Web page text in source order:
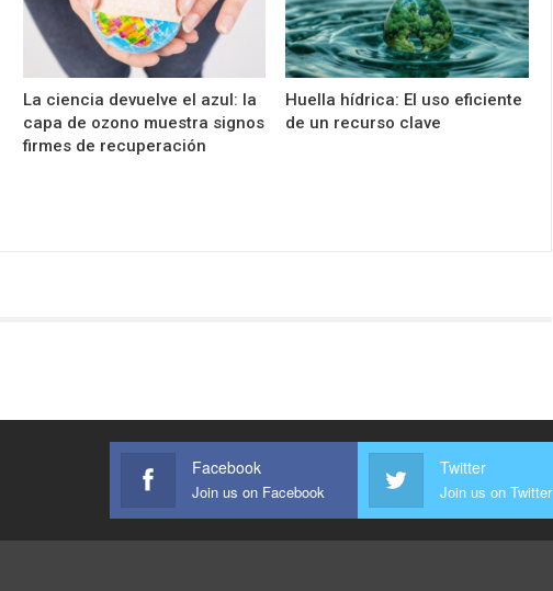
La ciencia devuelve el azul: la
capa de ozono muestra signos
firmes de recuperación
Huella hídrica: El uso eficiente
de un recurso clave
Facebook
Join us on Facebook
Twitter
Join us on Twitter